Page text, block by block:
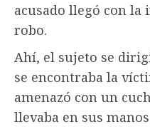
acusado llegó con
robo.
Ahí, el sujeto se
se encontraba la
amenazó con un
llevaba en sus